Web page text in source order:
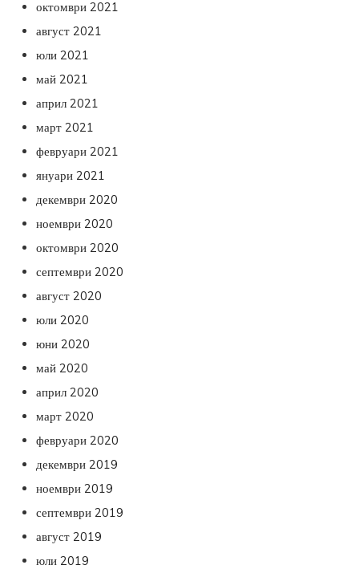
октомври 2021
август 2021
юли 2021
май 2021
април 2021
март 2021
февруари 2021
януари 2021
декември 2020
ноември 2020
октомври 2020
септември 2020
август 2020
юли 2020
юни 2020
май 2020
април 2020
март 2020
февруари 2020
декември 2019
ноември 2019
септември 2019
август 2019
юли 2019